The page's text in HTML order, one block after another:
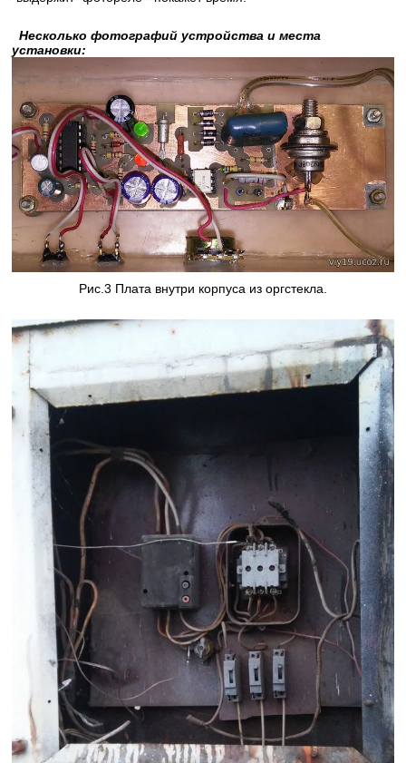
Несколько фотографий устройства и места
установки:
Рис.3 Плата внутри корпуса из оргстекла.